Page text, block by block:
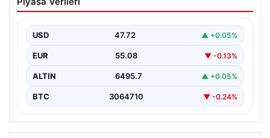
Sibel Tan Çetinkaya oldu
USD 47.72 ▲ +0.05%
EUR 55.08 ▼ -0.13%
ALTIN 6495.7 ▲ +0.05%
BTC 3064710 ▼ -0.24%